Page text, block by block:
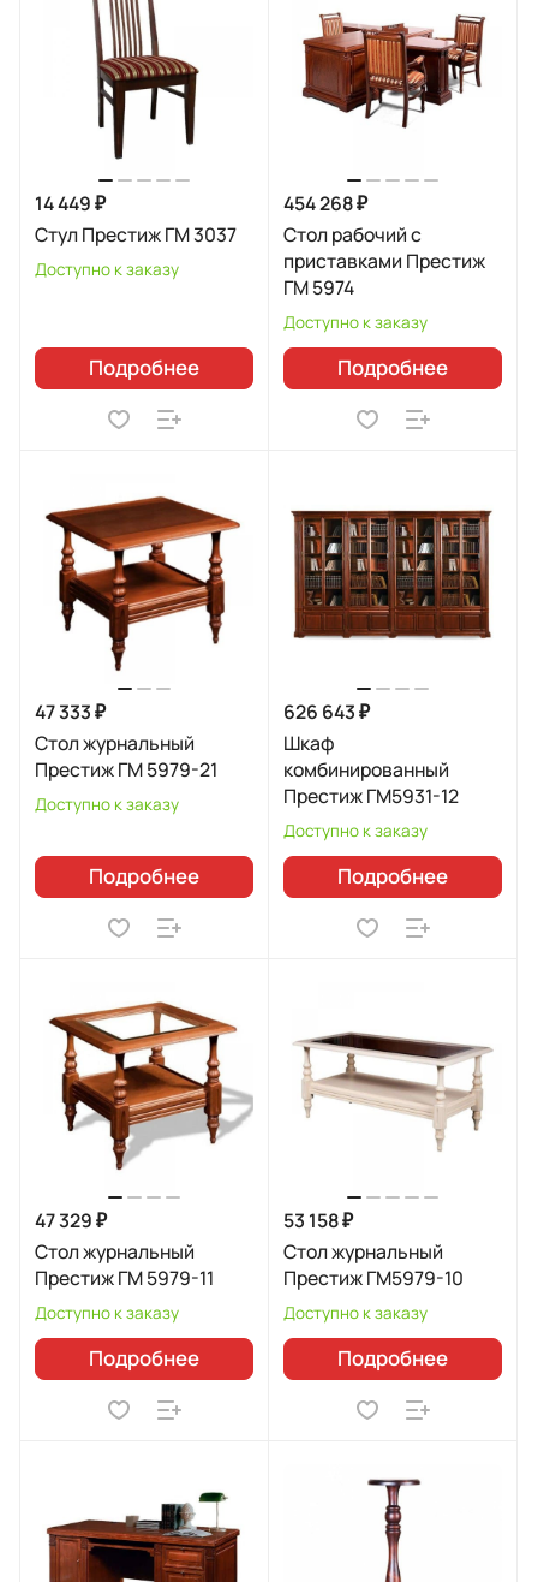
14 449 ₽
Стул Престиж ГМ 3037
Доступно к заказу
Подробнее
454 268 ₽
Стол рабочий с
приставками Престиж
ГМ 5974
Доступно к заказу
Подробнее
47 333 ₽
Стол журнальный
Престиж ГМ 5979-21
Доступно к заказу
Подробнее
626 643 ₽
Шкаф
комбинированный
Престиж ГМ5931-12
Доступно к заказу
Подробнее
47 329 ₽
Стол журнальный
Престиж ГМ 5979-11
Доступно к заказу
Подробнее
53 158 ₽
Стол журнальный
Престиж ГМ5979-10
Доступно к заказу
Подробнее